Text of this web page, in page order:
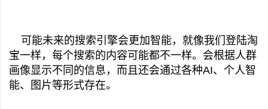
可能未来的搜索引擎会更加智能，就像我们登陆淘
宝一样，每个搜索的内容可能都不一样。会根据人群
画像显示不同的信息，而且还会通过各种AI、个人智
能、图片等形式存在。